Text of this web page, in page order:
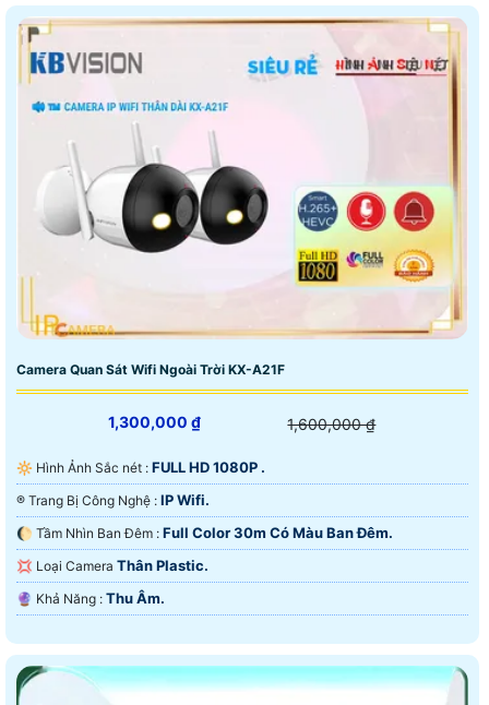
Camera Quan Sát Wifi Ngoài Trời KX-A21F
1,300,000 ₫ 1,600,000 ₫
🔆 Hình Ảnh Sắc nét : FULL HD 1080P .
®️ Trang Bị Công Nghệ : IP Wifi.
🌔 Tầm Nhìn Ban Đêm : Full Color 30m Có Màu Ban Ðêm.
💢 Loại Camera Thân Plastic.
️🔮 Khả Năng : Thu Âm.